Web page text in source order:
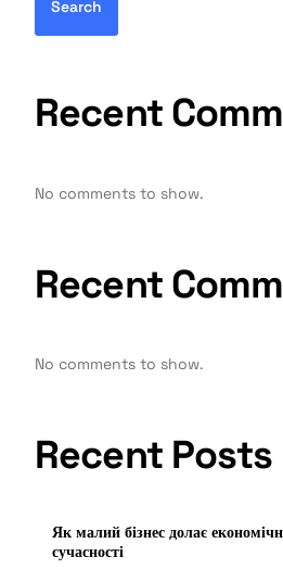
Search
Recent
No comments to show.
Recent
No comments to show.
Recent Posts
Як малий бізнес долає
сучасності